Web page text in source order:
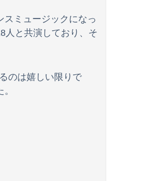
スミュージックになっ
人と共演しており、そ
のは嬉しい限りで